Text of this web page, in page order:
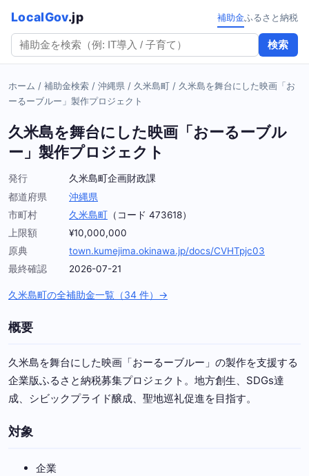
LocalGov.jp
検索
補助金ふるさと納税
ホーム / 補助金検索 / 沖縄県 / 久米島町 / 久米島を舞台にした映画「お
ーるーブルー」製作プロジェクト
久米島を舞台にした映画「おーるーブル
ー」製作プロジェクト
発行
久米島町企画財政課
都道府県
沖縄県
市町村
久米島町 （コード 473618）
上限額
¥10,000,000
原典
town.kumejima.okinawa.jp/docs/CVHTpjc03
最終確認
2026-07-21
久米島町の全補助金一覧（34 件）→
概要
久米島を舞台にした映画「おーるーブルー」の製作を支援する
企業版ふるさと納税募集プロジェクト。地方創生、SDGs達
成、シビックプライド醸成、聖地巡礼促進を目指す。
対象
企業